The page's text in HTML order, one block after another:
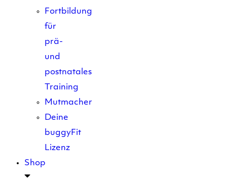
Fortbildung
für
prä-
und
postnatales
Training
Mutmacher
Deine
buggyFit
Lizenz
Shop